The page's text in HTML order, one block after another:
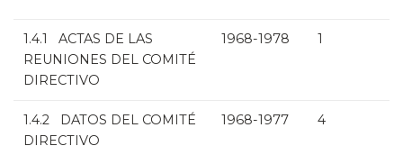
1.4.1 ACTAS DE LAS
REUNIONES DEL COMITÉ
DIRECTIVO
1968-1978 1
1.4.2 DATOS DEL COMITÉ
DIRECTIVO
1968-1977 4